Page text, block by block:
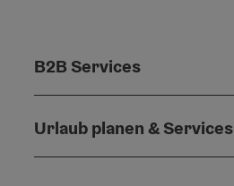
B2B Services
Urlaub planen & Services